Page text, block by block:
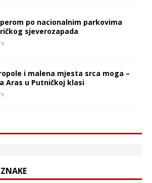
po nacionalnim parkovima
sjeverozapada
i malena mjesta srca moga –
Aras u Putničkoj klasi